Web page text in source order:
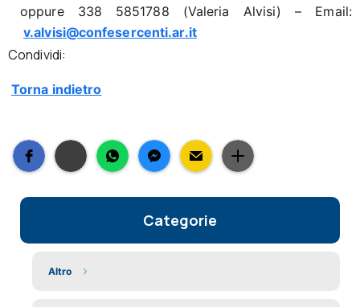
oppure 338 5851788 (Valeria Alvisi) – Email:
v.alvisi@confesercenti.ar.it
Condividi:
Torna indietro
Categorie
Altro